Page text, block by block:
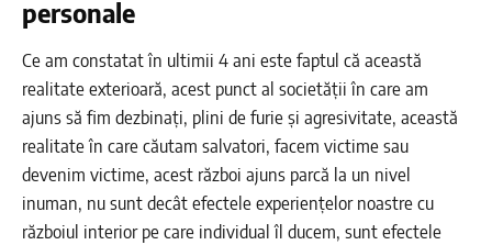
personale
Ce am constatat în ultimii 4 ani este faptul că această
realitate exterioară, acest punct al societății în care am
ajuns să fim dezbinați, plini de furie și agresivitate, această
realitate în care căutam salvatori, facem victime sau
devenim victime, acest război ajuns parcă la un nivel
inuman, nu sunt decât efectele experiențelor noastre cu
războiul interior pe care individual îl ducem, sunt efectele